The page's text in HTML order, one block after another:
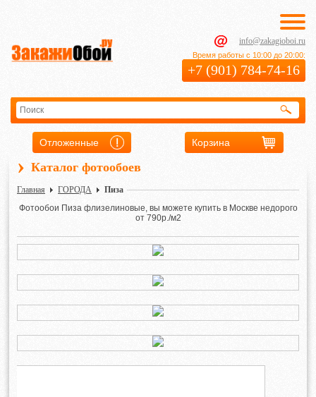
info@zakagioboi.ru
Время работы с 10:00 до 20:00:
+7 (901) 784-74-16
Отложенные Корзина
› Каталог фотообоев
Главная ГОРОДА
Пиза
Фотообои Пиза флизелиновые, вы можете купить в Москве недорого
от 790р./м2